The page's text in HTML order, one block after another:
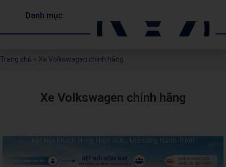
Danh mục
Trang chủ » Xe Volkswagen chính hãng
Xe Volkswagen chính hãng